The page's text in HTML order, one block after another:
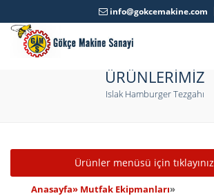
info@gokcemakine.com
ÜRÜNLERİMİZ
Islak Hamburger Tezgahı
Toggle navigation
Ürünler menüsü için tıklayınız
Anasayfa» Mutfak Ekipmanları»